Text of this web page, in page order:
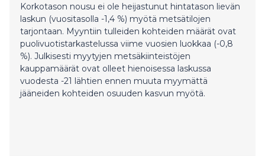
Korkotason nousu ei ole heijastunut hintatason lievän
laskun (vuositasolla -1,4 %) myötä metsätilojen
tarjontaan. Myyntiin tulleiden kohteiden määrät ovat
puolivuotistarkastelussa viime vuosien luokkaa (-0,8
%). Julkisesti myytyjen metsäkiinteistöjen
kauppamäärät ovat olleet hienoisessa laskussa
vuodesta -21 lähtien ennen muuta myymättä
jääneiden kohteiden osuuden kasvun myötä.